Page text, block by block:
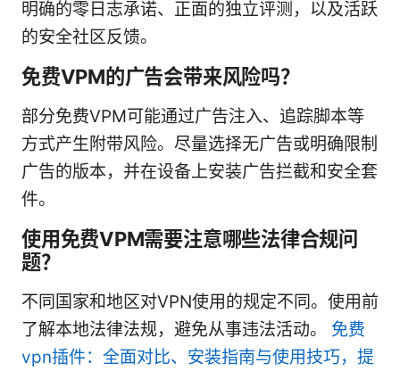
明确的零日志承诺、正面的独立评测，以及活跃
的安全社区反馈。
免费VPM的广告会带来风险吗？
部分免费VPM可能通过广告注入、追踪脚本等
方式产生附带风险。尽量选择无广告或明确限制
广告的版本，并在设备上安装广告拦截和安全套
件。
使用免费VPM需要注意哪些法律合规问
题？
不同国家和地区对VPN使用的规定不同。使用前
了解本地法律法规，避免从事违法活动。 免费
vpn插件：全面对比、安装指南与使用技巧，提